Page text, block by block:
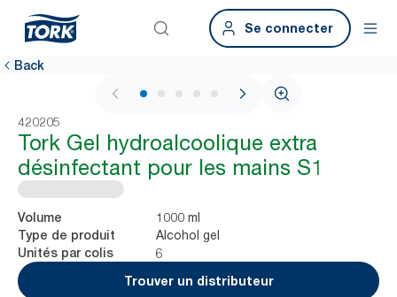
Se connecter
Back
1 / 5
420205
Tork Gel hydroalcoolique extra
désinfectant pour les mains S1
Volume 1000 ml
Type de produit Alcohol gel
Unités par colis
6
Trouver un distributeur